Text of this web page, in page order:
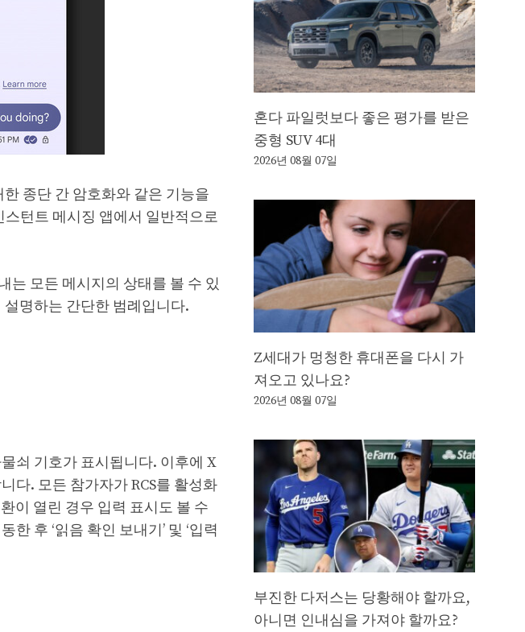
종단 간 암호화와 같은 기능을
턴트 메시징 앱에서 일반적으로
는 모든 메시지의 상태를 볼 수 있
명하는 간단한 범례입니다.
쇠 기호가 표시됩니다. 이후에 X
다. 모든 참가자가 RCS를 활성화
이 열린 경우 입력 표시도 볼 수
후 ‘읽음 확인 보내기’ 및 ‘입력
혼다 파일럿보다 좋은 평가를 받은
중형 SUV 4대
2026년 08월 07일
Z세대가 멍청한 휴대폰을 다시 가
져오고 있나요?
2026년 08월 07일
부진한 다저스는 당황해야 할까요,
아니면 인내심을 가져야 할까요?